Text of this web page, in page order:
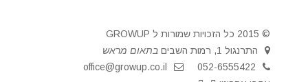
© 2015 כל הזכויות שמורות ל GROWUP
התרנגול 1, רמות השבים
בתאום מראש
052-6555422
office@growup.co.il